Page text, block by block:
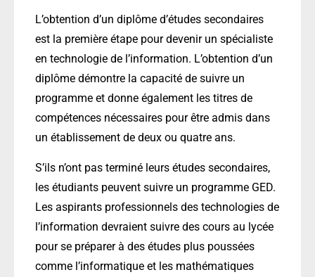
L’obtention d’un diplôme d’études secondaires
est la première étape pour devenir un spécialiste
en technologie de l’information. L’obtention d’un
diplôme démontre la capacité de suivre un
programme et donne également les titres de
compétences nécessaires pour être admis dans
un établissement de deux ou quatre ans.
S’ils n’ont pas terminé leurs études secondaires,
les étudiants peuvent suivre un programme GED.
Les aspirants professionnels des technologies de
l’information devraient suivre des cours au lycée
pour se préparer à des études plus poussées
comme l’informatique et les mathématiques